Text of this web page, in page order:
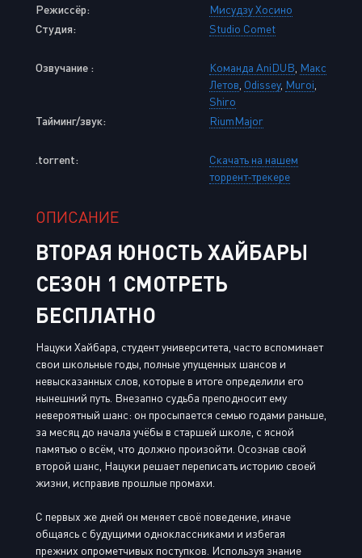
Режиссёр:
Мисудзу Хосино
Студия:
Studio Comet
Озвучание : Команда AniDUB Макс
Летов Odissey, Muroi
Shiro
Тайминг/звук:
RiumMajor
.torrent:
Скачать на нашем
торрент-трекере
ОПИСАНИЕ
ВТОРАЯ ЮНОСТЬ ХАЙБАРЫ
СЕЗОН 1 СМОТРЕТЬ
БЕСПЛАТНО
Нацуки Хайбара, студент университета, часто вспоминает
свои школьные годы, полные упущенных шансов и
невысказанных слов, которые в итоге определили его
нынешний путь. Внезапно судьба преподносит ему
невероятный шанс: он просыпается семью годами раньше,
за месяц до начала учёбы в старшей школе, с ясной
памятью о всём, что должно произойти. Осознав свой
второй шанс, Нацуки решает переписать историю своей
жизни, исправив прошлые промахи.
С первых же дней он меняет своё поведение, иначе
общаясь с будущими одноклассниками и избегая
прежних опрометчивых поступков. Используя знание